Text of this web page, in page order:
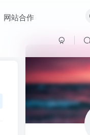
网站合作